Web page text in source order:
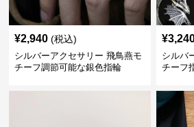
¥2,940 (税込)
シルバーアクセサリー 飛鳥燕モ
チーフ調節可能な銀色指輪
¥
シルバ
チーフ